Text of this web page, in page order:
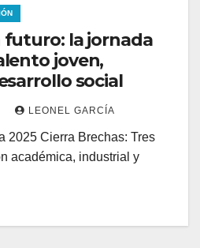
futuro: la jornada
joven,
social
LEONEL GARCÍA
2025 Cierra Brechas: Tres
académica, industrial y